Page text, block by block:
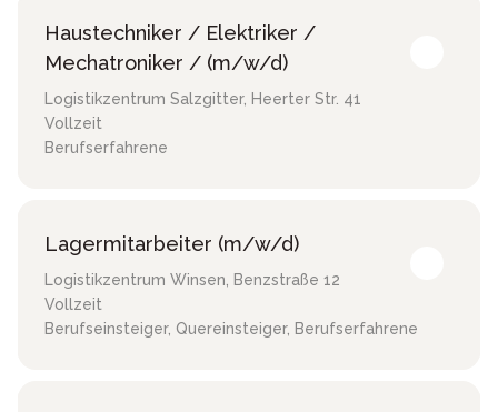
Haustechniker / Elektriker /
Mechatroniker / (m/w/d)
Logistikzentrum Salzgitter, Heerter Str. 41
Vollzeit
Berufserfahrene
Lagermitarbeiter (m/w/d)
Logistikzentrum Winsen, Benzstraße 12
Vollzeit
Berufseinsteiger, Quereinsteiger, Berufserfahrene